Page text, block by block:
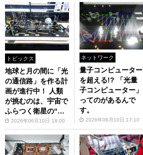
トピックス
地球と月の間に「光
の通信路」を作る計
画が進行中！ 人類
が挑むのは、宇宙で
ふらつく衛星の“ブ
レ”……？
2026年06月10日 18:00
ネットワーク
量子コンピューター
を超える!? 「光量
子コンピューター」
ってのがあるんで
す。
2026年06月10日 17:10